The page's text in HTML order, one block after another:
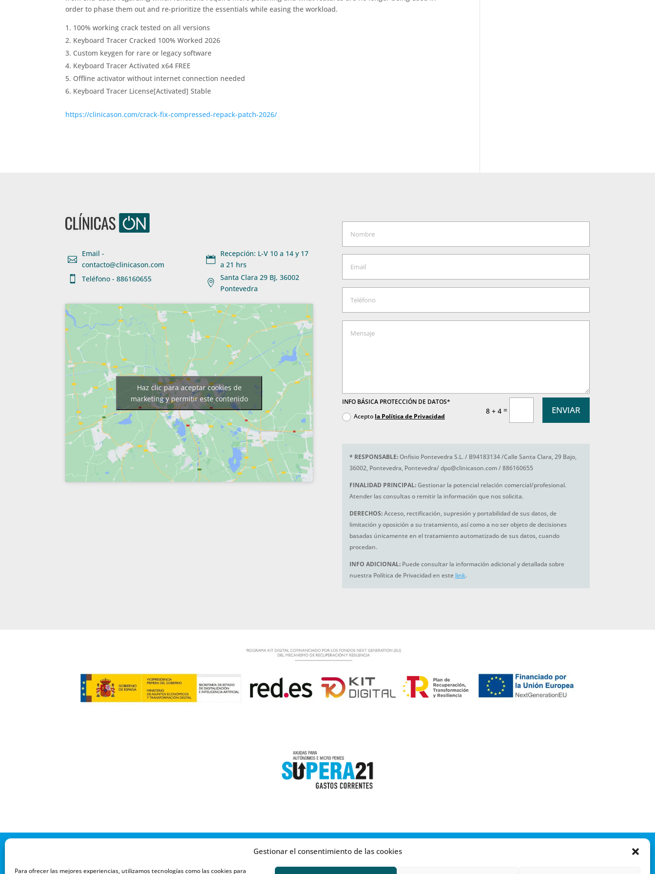
Gestionar el consentimiento de las cookies
Para ofrecer las mejores experiencias, utilizamos tecnologías como las cookies para
order to phase them out and re-prioritize the essentials while easing the workload.
100% working crack tested on all versions
Keyboard Tracer Cracked 100% Worked 2026
Custom keygen for rare or legacy software
Keyboard Tracer Activated x64 FREE
Offline activator without internet connection needed
Keyboard Tracer License[Activated] Stable
https://clinicason.com/crack-fix-compressed-repack-patch-2026/

Email -
contacto@clinicason.com

Teléfono - 886160655

Recepción: L-V 10 a 14 y 17
a 21 hrs

Santa Clara 29 BJ, 36002
Pontevedra
Haz clic para aceptar cookies de
marketing y permitir este contenido
INFO BÁSICA PROTECCIÓN DE DATOS*
Acepto la Política de Privacidad
8 + 4= ENVIAR
* RESPONSABLE:Onfisio Pontevedra S.L. / B94183134 /Calle Santa Clara, 29 Bajo,
36002, Pontevedra, Pontevedra/ dpo@clinicason.com / 886160655
FINALIDAD PRINCIPAL:Gestionar la potencial relación comercial/profesional.
Atender las consultas o remitir la información que nos solicita.
DERECHOS:Acceso, rectificación, supresión y portabilidad de sus datos, de
limitación y oposición a su tratamiento, así como a no ser objeto de decisiones
basadas únicamente en el tratamiento automatizado de sus datos, cuando
procedan.
INFO ADICIONAL: Puede consultar la información adicional y detallada sobre
nuestra Política de Privacidad en este link.